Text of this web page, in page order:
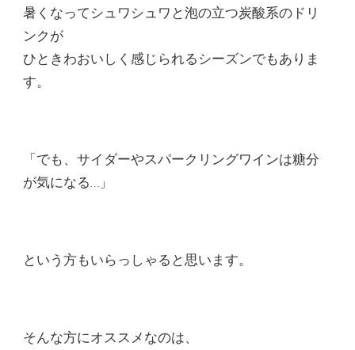
暑くなってシュワシュワと泡の立つ炭酸系のドリ
ンクが
ひときわおいしく感じられるシーズンでもありま
す。
「でも、サイダーやスパークリングワインは糖分
が気になる…」
という方もいらっしゃると思います。
そんな方にオススメなのは、